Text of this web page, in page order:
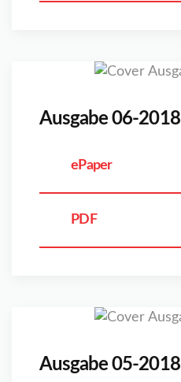
Ausgabe 06-2018
ePaper
PDF
Ausgabe 05-2018